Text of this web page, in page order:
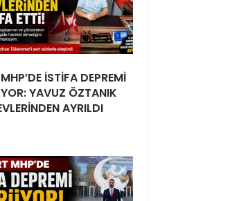
İSTİFA DEPREMİ
YAVUZ ÖZTANIK
AYRILDI